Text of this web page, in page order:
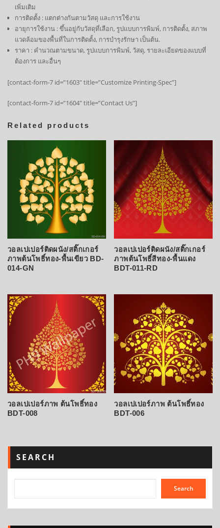
เพิ่มเติม
การติดตั้ง : แตกต่างกันตามวัสดุ และการใช้งาน
อายุการใช้งาน : ขึ้นอยู่กับวัสดุที่เลือก, รูปแบบการพิมพ์, การติดตั้ง, สภาพ
แวดล้อมของพื้นที่ในการติดตั้ง, การบำรุงรักษา เป็นต้น.
ราคา : คำนวณตามขนาด, รูปแบบการพิมพ์, วัสดุ, รายละเอียดของแบบที่
ต้องการ และอื่นๆ
[contact-form-7 id=”1603″ title=”Customize Printing-Spec”]
[contact-form-7 id=”1604″ title=”Contact Us”]
Related products
วอลเปเปอร์ติดผนัง/สติ๊กเกอร์
ภาพต้นโพธิ์ทอง-พื้นเขียว BD-
014-GN
วอลเปเปอร์ติดผนัง/สติ๊กเกอร์
ภาพต้นโพธิ์สีทอง-พื้นแดง
BDT-011-RD
วอลเปเปอร์ภาพ ต้นโพธิ์ทอง
BDT-008
วอลเปเปอร์ภาพ ต้นโพธิ์ทอง
BDT-006
SEARCH
Search